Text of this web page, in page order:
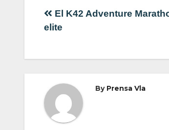
Navegación
entradas
El K42 Adventure
elite
By Prensa Vla